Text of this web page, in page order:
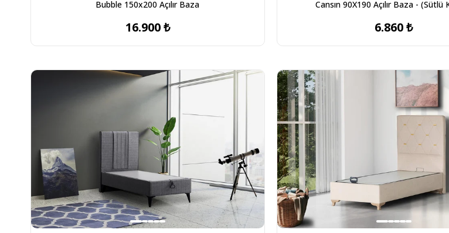
Bubble 150x200 Açılır Baza
16.900 ₺
Cansın 90X190 Açılır Baza - (Sütlü
6.860 ₺